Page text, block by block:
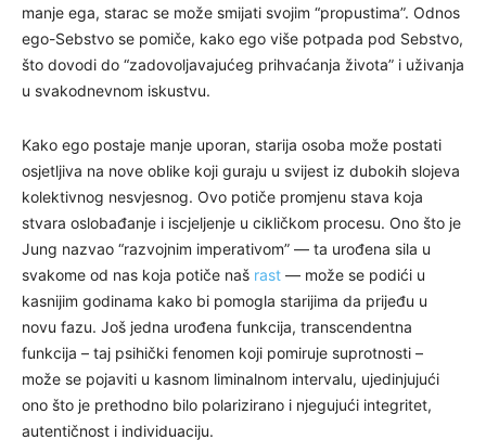
manje ega, starac se može smijati svojim “propustima”. Odnos
ego-Sebstvo se pomiče, kako ego više potpada pod Sebstvo,
što dovodi do “zadovoljavajućeg prihvaćanja života” i uživanja
u svakodnevnom iskustvu.
Kako ego postaje manje uporan, starija osoba može postati
osjetljiva na nove oblike koji guraju u svijest iz dubokih slojeva
kolektivnog nesvjesnog. Ovo potiče promjenu stava koja
stvara oslobađanje i iscjeljenje u cikličkom procesu. Ono što je
Jung nazvao “razvojnim imperativom” — ta urođena sila u
svakome od nas koja potiče naš rast — može se podići u
kasnijim godinama kako bi pomogla starijima da prijeđu u
novu fazu. Još jedna urođena funkcija, transcendentna
funkcija – taj psihički fenomen koji pomiruje suprotnosti –
može se pojaviti u kasnom liminalnom intervalu, ujedinjujući
ono što je prethodno bilo polarizirano i njegujući integritet,
autentičnost i individuaciju.